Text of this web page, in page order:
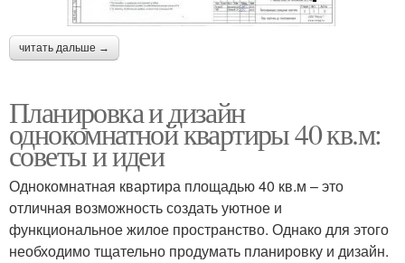
читать дальше →
Планировка и дизайн
однокомнатной квартиры 40 кв.м:
советы и идеи
Однокомнатная квартира площадью 40 кв.м – это
отличная возможность создать уютное и
функциональное жилое пространство. Однако для этого
необходимо тщательно продумать планировку и дизайн.